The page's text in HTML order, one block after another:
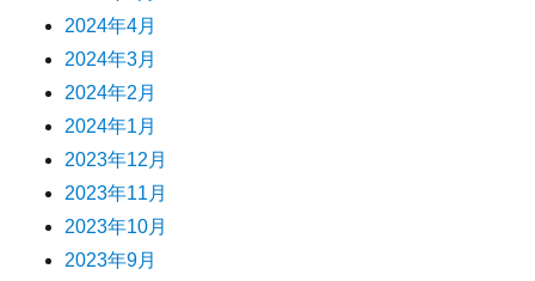
2024年4月
2024年3月
2024年2月
2024年1月
2023年12月
2023年11月
2023年10月
2023年9月